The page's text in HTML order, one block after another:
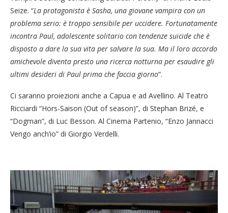
Seize. “La protagonista è Sasha, una giovane vampira con un
problema serio: è troppo sensibile per uccidere. Fortunatamente
incontra Paul, adolescente solitario con tendenze suicide che è
disposto a dare la sua vita per salvare la sua. Ma il loro accordo
amichevole diventa presto una ricerca notturna per esaudire gli
ultimi desideri di Paul prima che faccia giorno”.
Ci saranno proiezioni anche a Capua e ad Avellino. Al Teatro
Ricciardi “Hors-Saison (Out of season)”, di Stephan Brizé, e
“Dogman”, di Luc Besson. Al Cinema Partenio, “Enzo Jannacci
Vengo anch’io” di Giorgio Verdelli.